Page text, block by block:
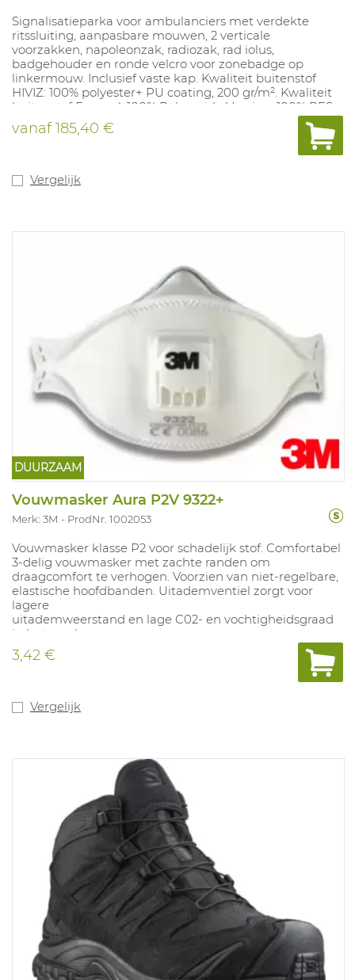
Signalisatieparka voor ambulanciers met verdekte
ritssluiting, aanpasbare mouwen, 2 verticale
voorzakken, napoleonzak, radiozak, rad iolus,
badgehouder en ronde velcro voor zonebadge op
linkermouw. Inclusief vaste kap. Kwaliteit buitenstof
HIVIZ: 100% polyester+ PU coating, 200 gr/m². Kwaliteit
buitenstof Enamel: 100% Polyamide Voering: 100% PES
mesh (vaste comfortvoering) Gele reflecterende prisma
banden Beschikbare kleuren: Fluo Geel/enamel blauw.
vanaf185,40 €
Vergelijk
DUURZAAM
Vouwmasker Aura P2V 9322+
Merk: 3M ProdNr. 1002053
Vouwmasker klasse P2 voor schadelijk stof. Comfortabel
3-delig vouwmasker met zachte randen om
draagcomfort te verhogen. Voorzien van niet-regelbare,
elastische hoofdbanden. Uitademventiel zorgt voor
lagere
uitademweerstand en lage C02- en vochtigheidsgraad
in het masker.
Maskers zijn apart verpakt. NPF: 10. Bevat ten minste
25% gerecycled materiaal, ten minste 30% gerecycled
gerecycled materiaal in de verzenddoos.
3,42 €
Vergelijk